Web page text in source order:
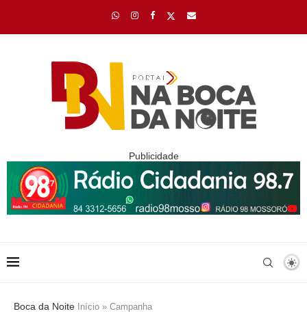
Publicidade
Boca da Noite Início » Campanha